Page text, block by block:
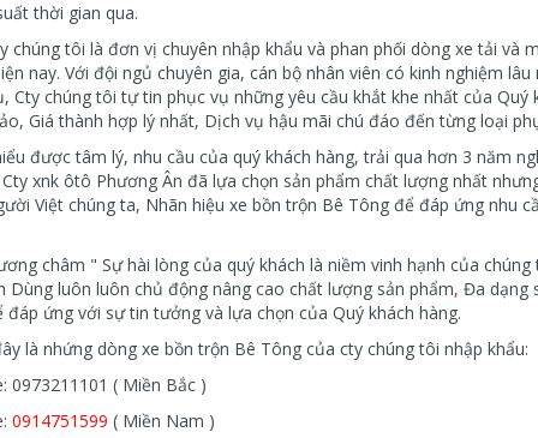
thời gian qua.
chúng tôi là đơn vị chuyên nhập khẩu và phan phối dòng xe tải và
nay. Với đội ngủ chuyên gia, cán bộ nhân viên có kinh nghiệm
Cty chúng tôi tự tin phục vụ những yêu cầu khắt khe nhất của Quý
Giá thành hợp lý nhất, Dịch vụ hậu mãi chú đáo đến từng loại
được tâm lý, nhu cầu của quý khách hàng, trải qua hơn 3 năm
xnk ôtô Phương Ân đã lựa chọn sản phẩm chất lượng nhất
Việt chúng ta, Nhãn hiệu xe bồn trộn Bê Tông để đáp ứng nhu
châm " Sự hài lòng của quý khách là niềm vinh hạnh của
Dùng luôn luôn chủ động nâng cao chất lượng sản phẩm, Đa dạng
đáp ứng với sự tin tưởng và lựa chọn của Quý khách hàng.
là nhứng dòng xe bồn trộn Bê Tông của cty chúng tôi nhập khẩu:
0973211101 ( Miền Bắc )
0914751599 ( Miền Nam )